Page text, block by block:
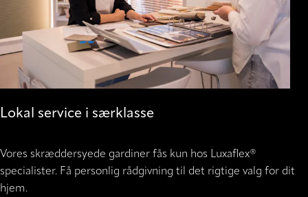
Lokal service i særklasse
Vores skræddersyede gardiner fås kun hos Luxaflex®
specialister. Få personlig rådgivning til det rigtige valg for dit
hjem.